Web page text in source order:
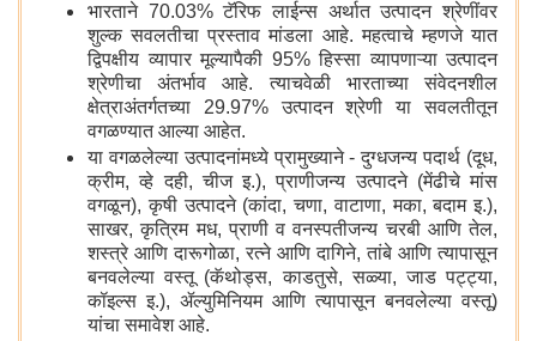
भारताने 70.03% टॅरिफ लाईन्स अर्थात उत्पादन श्रेणींवर
शुल्क सवलतीचा प्रस्ताव मांडला आहे. महत्वाचे म्हणजे यात
द्विपक्षीय व्यापार मूल्यापैकी 95% हिस्सा व्यापणाऱ्या उत्पादन
श्रेणीचा अंतर्भाव आहे. त्याचवेळी भारताच्या संवेदनशील
क्षेत्राअंतर्गतच्या 29.97% उत्पादन श्रेणी या सवलतीतून
वगळण्यात आल्या आहेत.
या वगळलेल्या उत्पादनांमध्ये प्रामुख्याने - दुग्धजन्य पदार्थ (दूध,
क्रीम, व्हे दही, चीज इ.), प्राणीजन्य उत्पादने (मेंढीचे मांस
वगळून), कृषी उत्पादने (कांदा, चणा, वाटाणा, मका, बदाम इ.),
साखर, कृत्रिम मध, प्राणी व वनस्पतीजन्य चरबी आणि तेल,
शस्त्रे आणि दारूगोळा, रत्ने आणि दागिने, तांबे आणि त्यापासून
बनवलेल्या वस्तू (कॅथोड्स, काडतुसे, सळ्या, जाड पट्ट्या,
कॉइल्स इ.), ॲल्युमिनियम आणि त्यापासून बनवलेल्या वस्तू)
यांचा समावेश आहे.